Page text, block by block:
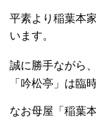
平素より稲葉本
います。
誠に勝手ながら
「吟松亭」は臨
なお母屋「稲葉